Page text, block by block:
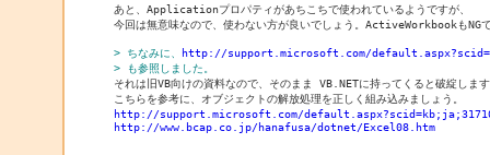
あと、Applicationプロパティがあちこちで使われているようですが、
今回は無意味なので、使わない方が良いでしょう。ActiveWorkbookもNG
> ちなみに、 http://support.microsoft.com/
> も参照しました。
それは旧VB向けの資料なので、そのまま VB.NETに持ってくると破綻しま
こちらを参考に、オブジェクトの解放処理を正しく組み込みましょう。
http://support.microsoft.com/
http://www.bcap.co.jp/hanafusa/dotnet/Excel08.htm